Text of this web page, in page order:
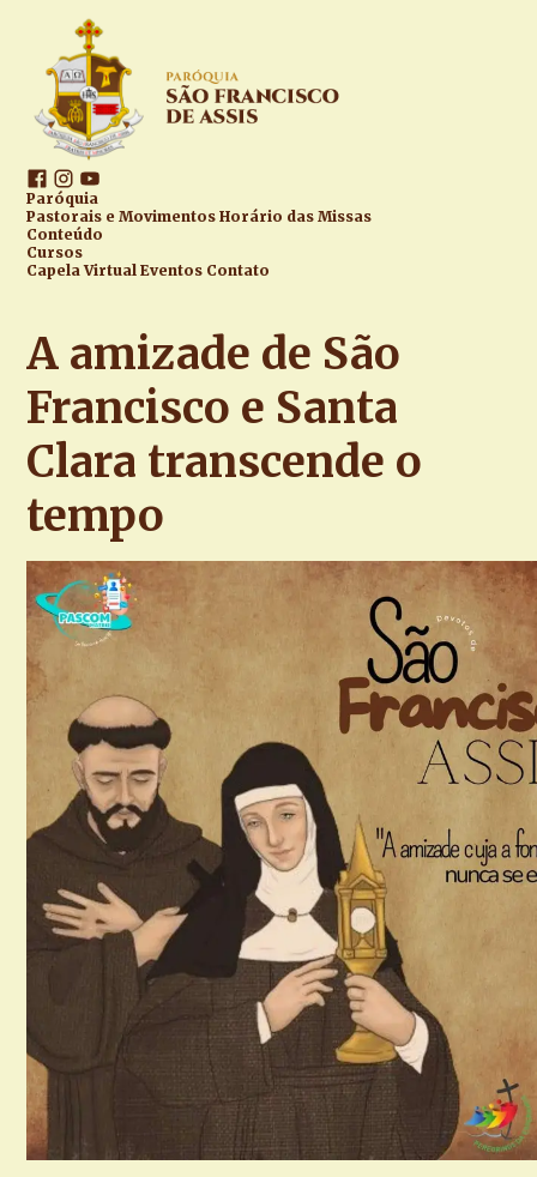
Paróquia
Pastorais e Movimentos Horário das Missas
Conteúdo
Cursos
Capela Virtual Eventos Contato
A amizade de São
Francisco e Santa
Clara transcende o
tempo